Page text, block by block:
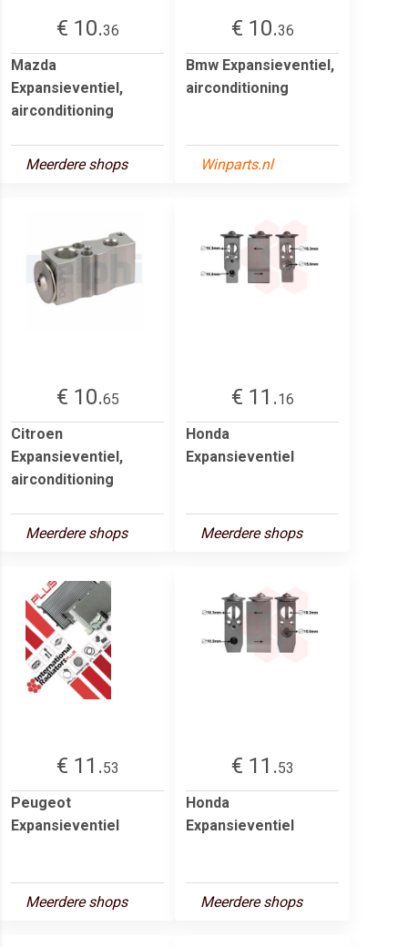
€ 10.36
Mazda
Expansieventiel,
airconditioning
Meerdere shops
€ 10.36
Bmw Expansieventiel,
airconditioning
Winparts.nl
€ 10.65
Citroen
Expansieventiel,
airconditioning
Meerdere shops
€ 11.16
Honda
Expansieventiel
Meerdere shops
€ 11.53
Peugeot
Expansieventiel
Meerdere shops
€ 11.53
Honda
Expansieventiel
Meerdere shops